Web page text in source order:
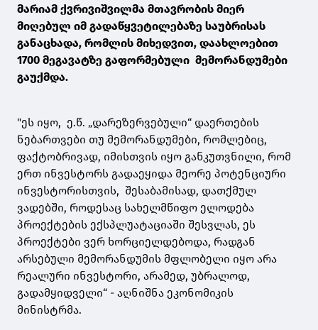
მარიამ ქვრივიშვილმა მთავრობის მიერ
მიღებულ იმ გადაწყვეტილებაზე საუბრისას
განაცხადა, რომლის მიხედვით, დაახლოებით
1700 მეგავატზე გაფორმებული მემორანდუმები
გაუქმდა.
"ეს იყო, ე.წ. „დარეზერვებული“ დაერთების
ნებართვები თუ მემორანდუმები, რომლებიც,
ფაქტობრივად, იმისთვის იყო განკუთვნილი, რომ
ერთ ინვესტორს გადაეყიდა მეორე პოტენციური
ინვესტორისთვის, შესაბამისად, დათქმულ
ვადებში, როდესაც სახელმწიფო ელოდება
პროექტების ექსპლუატაციაში შესვლას, ეს
პროექტები ვერ ხორციელდებოდა, რადგან
არსებული მემორანდუმის მფლობელი იყო არა
რეალური ინვესტორი, არამედ, უბრალოდ,
გადამყიდველი“ - აღნიშნა ეკონომიკის
მინისტრმა.